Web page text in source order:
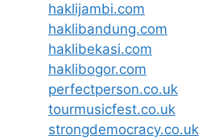
haklijambi.com
haklibandung.com
haklibekasi.com
haklibogor.com
perfectperson.co.uk
tourmusicfest.co.uk
strongdemocracy.co.uk